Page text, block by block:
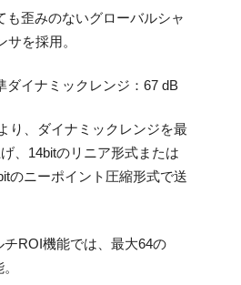
も歪みのないグローバルシャ
を採用。
ダイナミックレンジ：67 dB
り、ダイナミックレンジを最
、14bitのリニア形式または
のニーポイント圧縮形式で送
ROI機能では、最大64の